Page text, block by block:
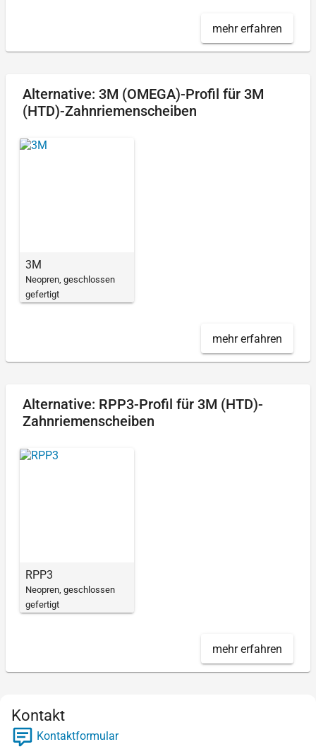
mehr erfahren
Alternative: 3M (OMEGA)-Profil für 3M
(HTD)-Zahnriemenscheiben
3M
Neopren, geschlossen
gefertigt
mehr erfahren
Alternative: RPP3-Profil für 3M (HTD)-
Zahnriemenscheiben
RPP3
Neopren, geschlossen
gefertigt
mehr erfahren
Kontakt
Kontaktformular